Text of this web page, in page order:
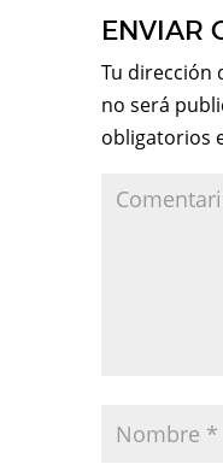
ENVIAR
Tu dirección
no será
obligatorios